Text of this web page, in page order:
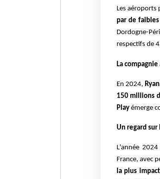
Les aéroports
par de
Dordogne-
respectifs de
La
En 2024,
150 millions
Playémerge
Un regard
L'année
France, avec
la plus